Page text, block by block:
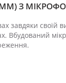
З
завдяки своїй
Вбудований